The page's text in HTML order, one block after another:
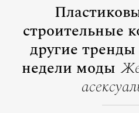
строительные
другие
недели моды